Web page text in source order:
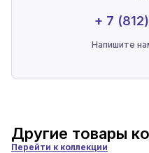
+ 7
Напишите
Другие товары
Перейти к коллекции